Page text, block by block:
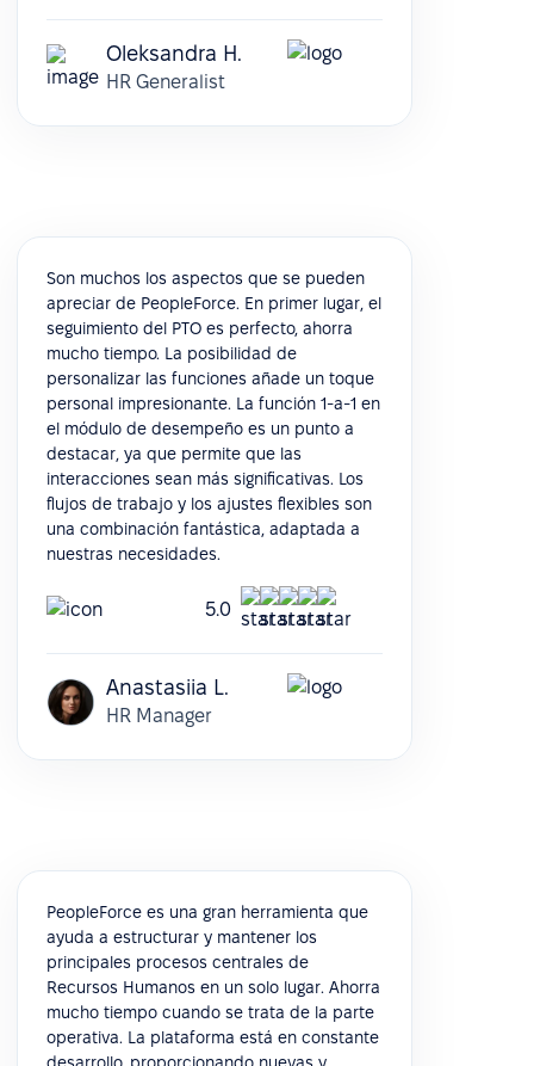
Oleksandra H.
HR Generalist
Son muchos los aspectos que se pueden
apreciar de PeopleForce. En primer lugar, el
seguimiento del PTO es perfecto, ahorra
mucho tiempo. La posibilidad de
personalizar las funciones añade un toque
personal impresionante. La función 1-a-1 en
el módulo de desempeño es un punto a
destacar, ya que permite que las
interacciones sean más significativas. Los
flujos de trabajo y los ajustes flexibles son
una combinación fantástica, adaptada a
nuestras necesidades.
5.0
Anastasiia L.
HR Manager
PeopleForce es una gran herramienta que
ayuda a estructurar y mantener los
principales procesos centrales de
Recursos Humanos en un solo lugar. Ahorra
mucho tiempo cuando se trata de la parte
operativa. La plataforma está en constante